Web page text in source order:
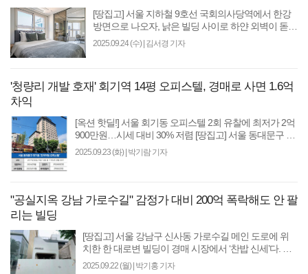
[땅집고] 서울 지하철 9호선 국회의사당역에서 한강
방면으로 나오자, 낡은 빌딩 사이로 하얀 외벽이 돋보
이는 ‘여의도 현대 마에스트로’가 나왔다. 이 오피스텔
2025.09.24 (수)| 김서경 기자
'청량리 개발 호재' 회기역 14평 오피스텔, 경매로 사면 1.6억
차익
[옥션 핫딜!] 서울 회기동 오피스텔 2회 유찰에 최저가 2억
900만원…시세 대비 30% 저렴 [땅집고] 서울 동대문구 회
기동 대학가를 배후에 두고 국철 1호선 회기역을 끼고 ..
2025.09.23 (화)| 박기람 기자
"공실지옥 강남 가로수길" 감정가 대비 200억 폭락해도 안 팔
리는 빌딩
[땅집고] 서울 강남구 신사동 가로수길 메인 도로에 위
치한 한 대로변 빌딩이 경매 시장에서 ‘찬밥 신세’다. 감
정가에서 120억원 이상 떨어진 가격에도 주인을 찾지 ..
2025.09.22 (월)| 박기홍 기자